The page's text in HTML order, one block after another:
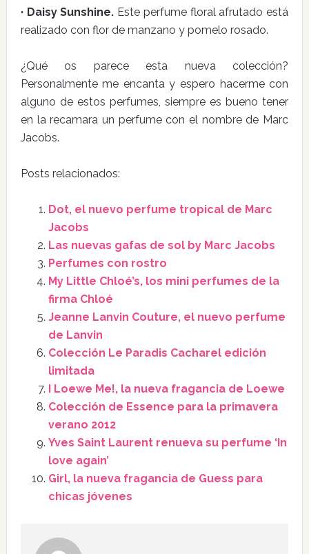
· Daisy Sunshine. Este perfume floral afrutado está
realizado con flor de manzano y pomelo rosado.
¿Qué os parece esta nueva colección?
Personalmente me encanta y espero hacerme con
alguno de estos perfumes, siempre es bueno tener
en la recamara un perfume con el nombre de Marc
Jacobs.
Posts relacionados:
Dot, el nuevo perfume tropical de Marc
Jacobs
Las nuevas gafas de sol by Marc Jacobs
Perfumes con rostro
My Little Chloé’s, los mini perfumes de la
firma Chloé
Jeanne Lanvin Couture, el nuevo perfume
de Lanvin
Colección Le Paradis Cacharel edición
limitada
I Loewe Me!, la nueva fragancia de Loewe
Colección de Essence para la primavera
verano 2012
Yves Saint Laurent renueva su perfume ‘In
love again’
Girl, la nueva fragancia de Guess para
chicas jóvenes